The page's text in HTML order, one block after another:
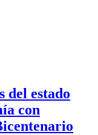
del estado
con